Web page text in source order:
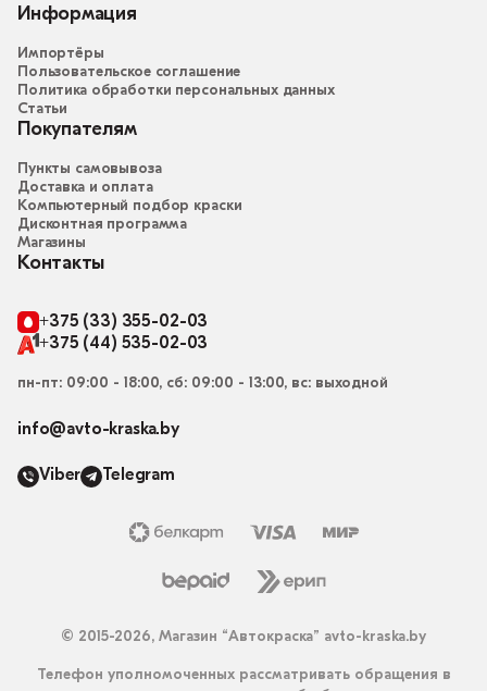
Информация
Импортёры
Пользовательское соглашение
Политика обработки персональных данных
Статьи
Покупателям
Пункты самовывоза
Доставка и оплата
Компьютерный подбор краски
Дисконтная программа
Магазины
Контакты
+375 (33) 355-02-03
+375 (44) 535-02-03
пн-пт: 09:00 - 18:00, сб: 09:00 - 13:00, вс: выходной
info@avto-kraska.by
Viber Telegram
© 2015-2026, Магазин “Автокраска” avto-kraska.by
Телефон уполномоченных рассматривать обращения в